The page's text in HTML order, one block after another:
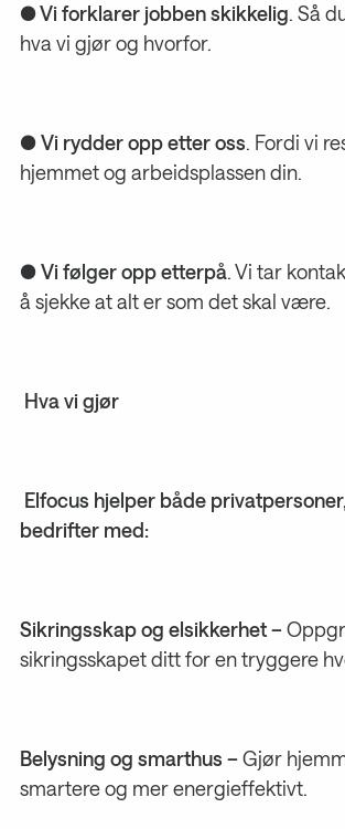
●Vi forklarer jobben skikkelig. Så
hva vi gjør og hvorfor.
●Vi rydder opp etter oss. Fordi vi
hjemmet og arbeidsplassen din.
●Vi følger opp etterpå. Vi tar
å sjekke at alt er som det skal være.
Hva vi gjør
Elfocus hjelper både
bedrifter med:
Sikringsskap og elsikkerhet –
sikringsskapet ditt for en tryggere
Belysning og smarthus –Gjør
smartere og mer energieffektivt.